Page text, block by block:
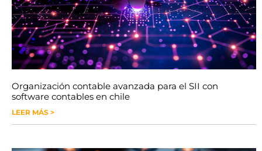
Organización contable avanzada para el SII con
software contables en chile
LEER MÁS >